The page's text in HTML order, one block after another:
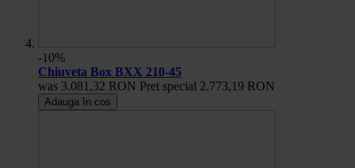
-10%
Chiuveta Box BXX 210-45
was 3.081,32 RON Pret special 2.773,19 RON
Adauga în cos